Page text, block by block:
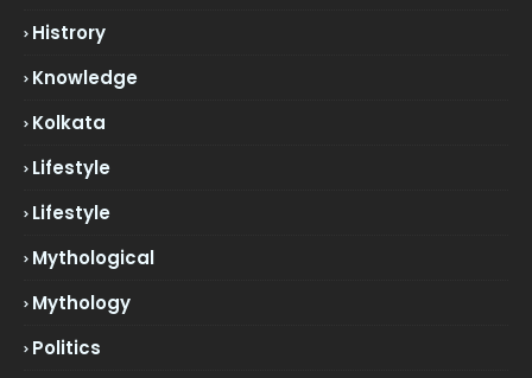
Histrory
Knowledge
Kolkata
Lifestyle
Lifestyle
Mythological
Mythology
Politics